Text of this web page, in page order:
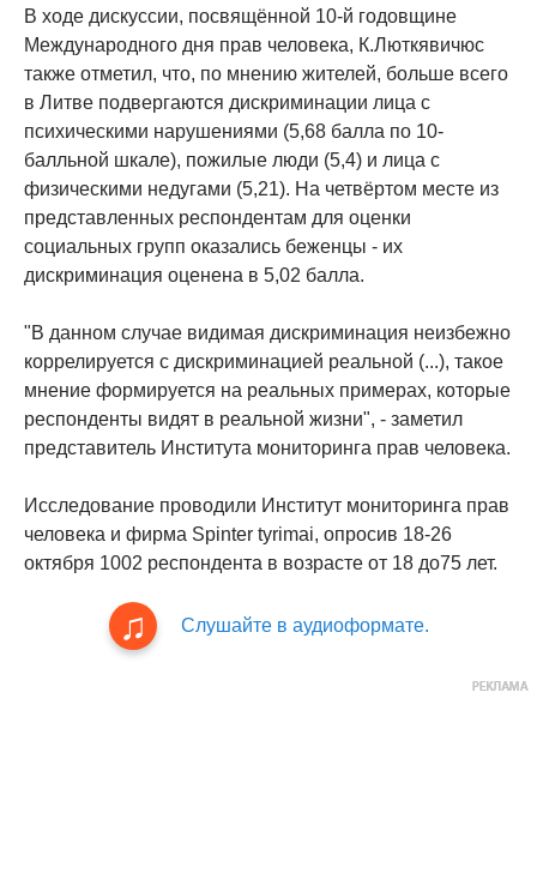
В ходе дискуссии, посвящённой 10-й годовщине
Международного дня прав человека, К.Люткявичюс
также отметил, что, по мнению жителей, больше всего
в Литве подвергаются дискриминации лица с
психическими нарушениями (5,68 балла по 10-
балльной шкале), пожилые люди (5,4) и лица с
физическими недугами (5,21). На четвёртом месте из
представленных респондентам для оценки
социальных групп оказались беженцы - их
дискриминация оценена в 5,02 балла.
"В данном случае видимая дискриминация неизбежно
коррелируется с дискриминацией реальной (...), такое
мнение формируется на реальных примерах, которые
респонденты видят в реальной жизни", - заметил
представитель Института мониторинга прав человека.
Исследование проводили Институт мониторинга прав
человека и фирма Spinter tyrimai, опросив 18-26
октября 1002 респондента в возрасте от 18 до75 лет.
Слушайте в аудиоформате.